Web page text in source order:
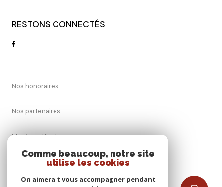
RESTONS CONNECTÉS
Nos honoraires
Nos partenaires
Mentions légales
Comme beaucoup, notre site
utilise les cookies
On aimerait vous accompagner pendant